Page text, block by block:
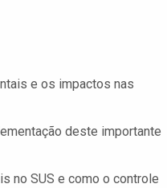
e os impactos nas
deste importante
no SUS e como o controle